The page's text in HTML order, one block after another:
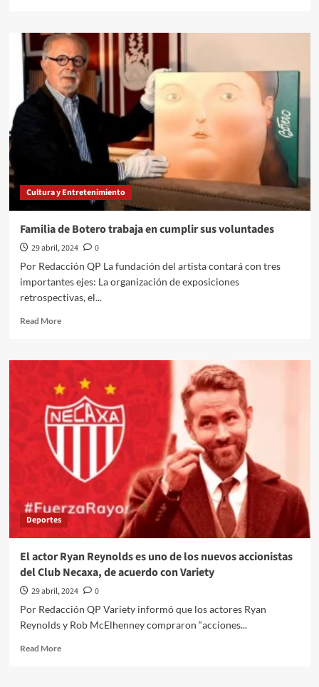
Semifinales
de
la
Champions
League
Real
Madrid
VS
Bayern
Munich
y
hora
verlo
Cultura y Entretenimiento
Familia de Botero trabaja en cumplir sus voluntades
29 abril, 2024
0
Por Redacción QP La fundación del artista contará con tres
importantes ejes: La organización de exposiciones
retrospectivas, el...
Read MoreRead
Familia
Botero
trabaja
en
cumplir
Deportes
El actor Ryan Reynolds es uno de los nuevos accionistas
del Club Necaxa, de acuerdo con Variety
29 abril, 2024
0
Por Redacción QP Variety informó que los actores Ryan
Reynolds y Rob McElhenney compraron “acciones...
Read MoreRead